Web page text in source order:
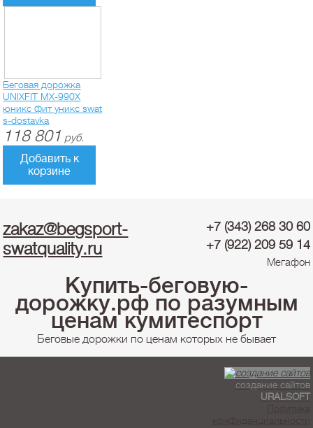
Беговая дорожка
UNIXFIT MX-990X
юникс фит уникс swat
s-dostavka
118 801 руб.
Добавить к
корзине
+7 (343) 268 30 60
+7 (922) 209 59 14
Мегафон
zakaz@begsport-
swatquality.ru
Купить-беговую-
дорожку.рф по разумным
ценам кумитеспорт
Беговые дорожки по ценам которых не бывает
создание сайтов
URALSOFT